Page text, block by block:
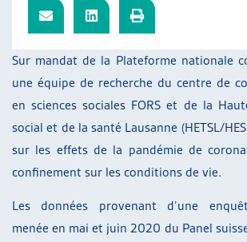
ARTIAS
JOURNÉES D’AUTOMNE
Sur mandat de la Plateforme nationale
une équipe de recherche du centre de
en sciences sociales FORS et de la
social et de la santé Lausanne (HETSL/
sur les effets de la pandémie de
confinement sur les conditions de vie.
Les données provenant d’une
menée en mai et juin 2020 du Panel